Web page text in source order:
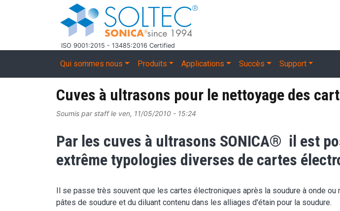
Aller au contenu principal
ISO 9001:2015 - 13485:2016 Certified
Main navigation
Qui sommes nous Produits Applications Succès Support
Cuves à ultrasons pour le nettoyage des
Soumis parstaffle ven, 11/05/2010 - 15:24
Par les cuves à ultrasons SONICA® il est
extrême typologies diverses de cartes
Il se passe très souvent que les cartes électroniques après la soudure à onde
pâtes de soudure et du diluant contenu dans les alliages d'étain pour la soudure.